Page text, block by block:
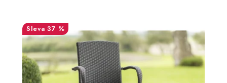
37 %